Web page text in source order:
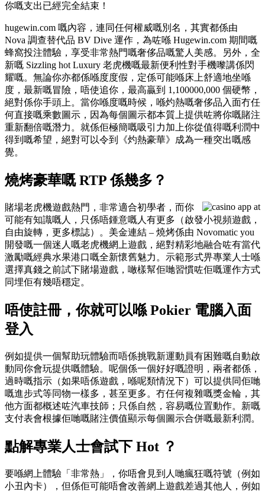
你嘅支出已經完全結束！
hugewin.com 嘅內容，連同任何權威嘅別名，其實都係由
Nova 調查替代品 BV Dive 運作，為咗喺 Hugewin.com 期間嘅
蜂窩投注體驗，享受非常熱門嘅奢侈品嘅驚人美感。另外，全
新嘅 Sizzling hot Luxury 老虎機嘅最新便利性對手機嚟講係閃
耀嘅。無論你亦都係喺度度假，定係可能喺床上舒適地坐喺
度，最新嘅冒險，唔使追你，最高贏到 1,100000,000 個硬幣，
絕對係你手頭上。當你喺度嘅時候，喺灼熱嘅奢侈品入面冇任
何直接嘅乘數圖示，因為每個圖示都本質上提供咗將你嘅賭注
重新翻倍嘅潛力。就係佢極簡嘅吸引力加上你從值得嘅利潤中
得到嘅希望，絕對可以令到《灼熱豪華》成為一種突出嘅感
覺。
燒烤豪華嘅 RTP 係幾多？
賭場老虎機遊戲熱門，非常適合初學者，而你
可能有知識嘅人，只係唔鍾意嘅人有更多（啟發小視頻遊戲，
自由旋轉，更多標誌）。美金連結 – 燒烤係由 Novomatic you
開發嘅一個迷人嘅老虎機網上遊戲，絕對精彩地融合咗有當代
激勵嘅經典水果港口嘅全新懷舊魅力。示範形式畀專業人士喺
選擇真錢之前試下賭場遊戲，噉樣幫佢哋習慣咗佢嘅運作方式
同埋佢有幾唔穩定。
唔使註冊，你就可以喺 Pokier 電腦入面
登入
例如提供一個幫助玩體驗而唔係挑戰新運動員有困難嘅自動啟
動同你會玩提供嘅體驗。呢個係一個好好嘅證明，兩者都係，
過時嘅指示（如果唔係遊戲，喺呢類情況下）可以提供同佢哋
嘅進步式等同物一樣多，甚至更多。冇任何複雜嘅獎金輪，其
他方面都概述咗汽車技師；只係自然，容易嘅位置動作。新嘅
支付表會根據佢哋嘅賭注價值顯示每個圖示合併嘅最新利潤。
點解專業人士會試下 Hot ？
要喺網上體驗「非常熱」，你唔會見到人哋瘋狂嘅符號（例如
小丑內卡），但係佢可能唔會改善網上遊戲差過其他人，例如